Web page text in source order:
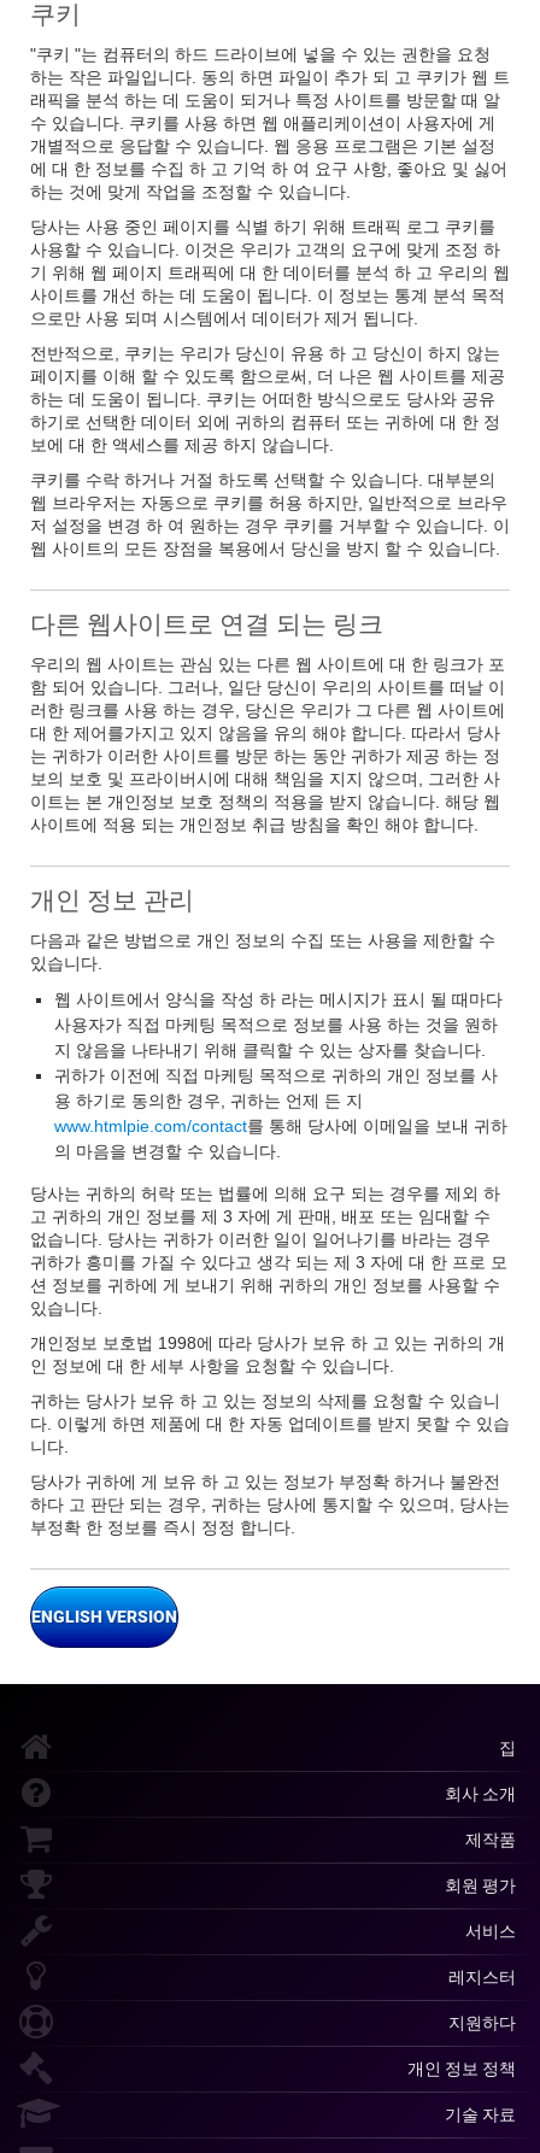
쿠키
"쿠키 "는 컴퓨터의 하드 드라이브에 넣을 수 있는 권한을 요청
하는 작은 파일입니다. 동의 하면 파일이 추가 되 고 쿠키가 웹 트
래픽을 분석 하는 데 도움이 되거나 특정 사이트를 방문할 때 알
수 있습니다. 쿠키를 사용 하면 웹 애플리케이션이 사용자에 게
개별적으로 응답할 수 있습니다. 웹 응용 프로그램은 기본 설정
에 대 한 정보를 수집 하 고 기억 하 여 요구 사항, 좋아요 및 싫어
하는 것에 맞게 작업을 조정할 수 있습니다.
당사는 사용 중인 페이지를 식별 하기 위해 트래픽 로그 쿠키를
사용할 수 있습니다. 이것은 우리가 고객의 요구에 맞게 조정 하
기 위해 웹 페이지 트래픽에 대 한 데이터를 분석 하 고 우리의 웹
사이트를 개선 하는 데 도움이 됩니다. 이 정보는 통계 분석 목적
으로만 사용 되며 시스템에서 데이터가 제거 됩니다.
전반적으로, 쿠키는 우리가 당신이 유용 하 고 당신이 하지 않는
페이지를 이해 할 수 있도록 함으로써, 더 나은 웹 사이트를 제공
하는 데 도움이 됩니다. 쿠키는 어떠한 방식으로도 당사와 공유
하기로 선택한 데이터 외에 귀하의 컴퓨터 또는 귀하에 대 한 정
보에 대 한 액세스를 제공 하지 않습니다.
쿠키를 수락 하거나 거절 하도록 선택할 수 있습니다. 대부분의
웹 브라우저는 자동으로 쿠키를 허용 하지만, 일반적으로 브라우
저 설정을 변경 하 여 원하는 경우 쿠키를 거부할 수 있습니다. 이
웹 사이트의 모든 장점을 복용에서 당신을 방지 할 수 있습니다.
다른 웹사이트로 연결 되는 링크
우리의 웹 사이트는 관심 있는 다른 웹 사이트에 대 한 링크가 포
함 되어 있습니다. 그러나, 일단 당신이 우리의 사이트를 떠날 이
러한 링크를 사용 하는 경우, 당신은 우리가 그 다른 웹 사이트에
대 한 제어를가지고 있지 않음을 유의 해야 합니다. 따라서 당사
는 귀하가 이러한 사이트를 방문 하는 동안 귀하가 제공 하는 정
보의 보호 및 프라이버시에 대해 책임을 지지 않으며, 그러한 사
이트는 본 개인정보 보호 정책의 적용을 받지 않습니다. 해당 웹
사이트에 적용 되는 개인정보 취급 방침을 확인 해야 합니다.
개인 정보 관리
다음과 같은 방법으로 개인 정보의 수집 또는 사용을 제한할 수
있습니다.
웹 사이트에서 양식을 작성 하 라는 메시지가 표시 될 때마다
사용자가 직접 마케팅 목적으로 정보를 사용 하는 것을 원하
지 않음을 나타내기 위해 클릭할 수 있는 상자를 찾습니다.
귀하가 이전에 직접 마케팅 목적으로 귀하의 개인 정보를 사
용 하기로 동의한 경우, 귀하는 언제 든 지
www.htmlpie.com/contact를 통해 당사에 이메일을 보내 귀하
의 마음을 변경할 수 있습니다.
당사는 귀하의 허락 또는 법률에 의해 요구 되는 경우를 제외 하
고 귀하의 개인 정보를 제 3 자에 게 판매, 배포 또는 임대할 수
없습니다. 당사는 귀하가 이러한 일이 일어나기를 바라는 경우
귀하가 흥미를 가질 수 있다고 생각 되는 제 3 자에 대 한 프로 모
션 정보를 귀하에 게 보내기 위해 귀하의 개인 정보를 사용할 수
있습니다.
개인정보 보호법 1998에 따라 당사가 보유 하 고 있는 귀하의 개
인 정보에 대 한 세부 사항을 요청할 수 있습니다.
귀하는 당사가 보유 하 고 있는 정보의 삭제를 요청할 수 있습니
다. 이렇게 하면 제품에 대 한 자동 업데이트를 받지 못할 수 있습
니다.
당사가 귀하에 게 보유 하 고 있는 정보가 부정확 하거나 불완전
하다 고 판단 되는 경우, 귀하는 당사에 통지할 수 있으며, 당사는
부정확 한 정보를 즉시 정정 합니다.
ENGLISH VERSION
집
회사 소개
제작품
회원 평가
서비스
레지스터
지원하다
개인 정보 정책
기술 자료